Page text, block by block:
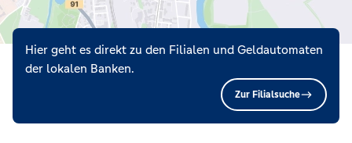
Hier geht es direkt zu den Filialen und Geldautomaten
der lokalen Banken.
Zur Filialsuche